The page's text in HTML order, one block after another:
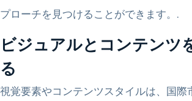
プローチを見つけることができます。.
ビジュアルとコンテンツ
る
視覚要素やコンテンツスタイルは、国際